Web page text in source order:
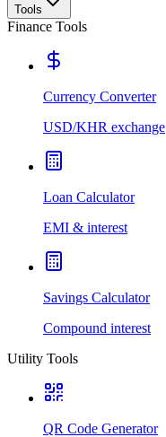
Tools
Finance Tools
Currency Converter
USD/KHR exchange
Loan Calculator
EMI & interest
Savings Calculator
Compound interest
Utility Tools
QR Code Generator